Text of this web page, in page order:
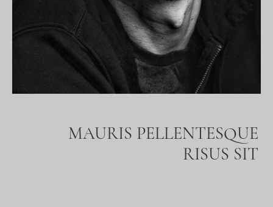
MAURIS PELLENTESQUE
RISUS SIT